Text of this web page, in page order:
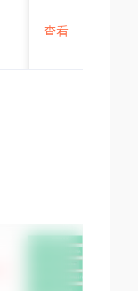
中国
查看